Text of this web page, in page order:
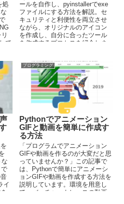
処
て
ールを自作し、pyinstallerでexe
ファイルにする方法を解説。セ
キュリティと利便性を両立させ
ながら、オリジナルのアイコン
を作成し、自分に合ったツール
を作成するプロセスを紹介しま
イ
プログラミング
Pythonでアニメーション
GIFと動画を簡単に作成す
る方法
「プログラムでアニメーション
GIFや動画を作るのが大変だと思
っていませんか？」この記事で
は、Pythonで簡単にアニメーシ
ョンGIFや動画を作成する方法を
説明しています。環境を用意し
て、バーチャートレースの動画